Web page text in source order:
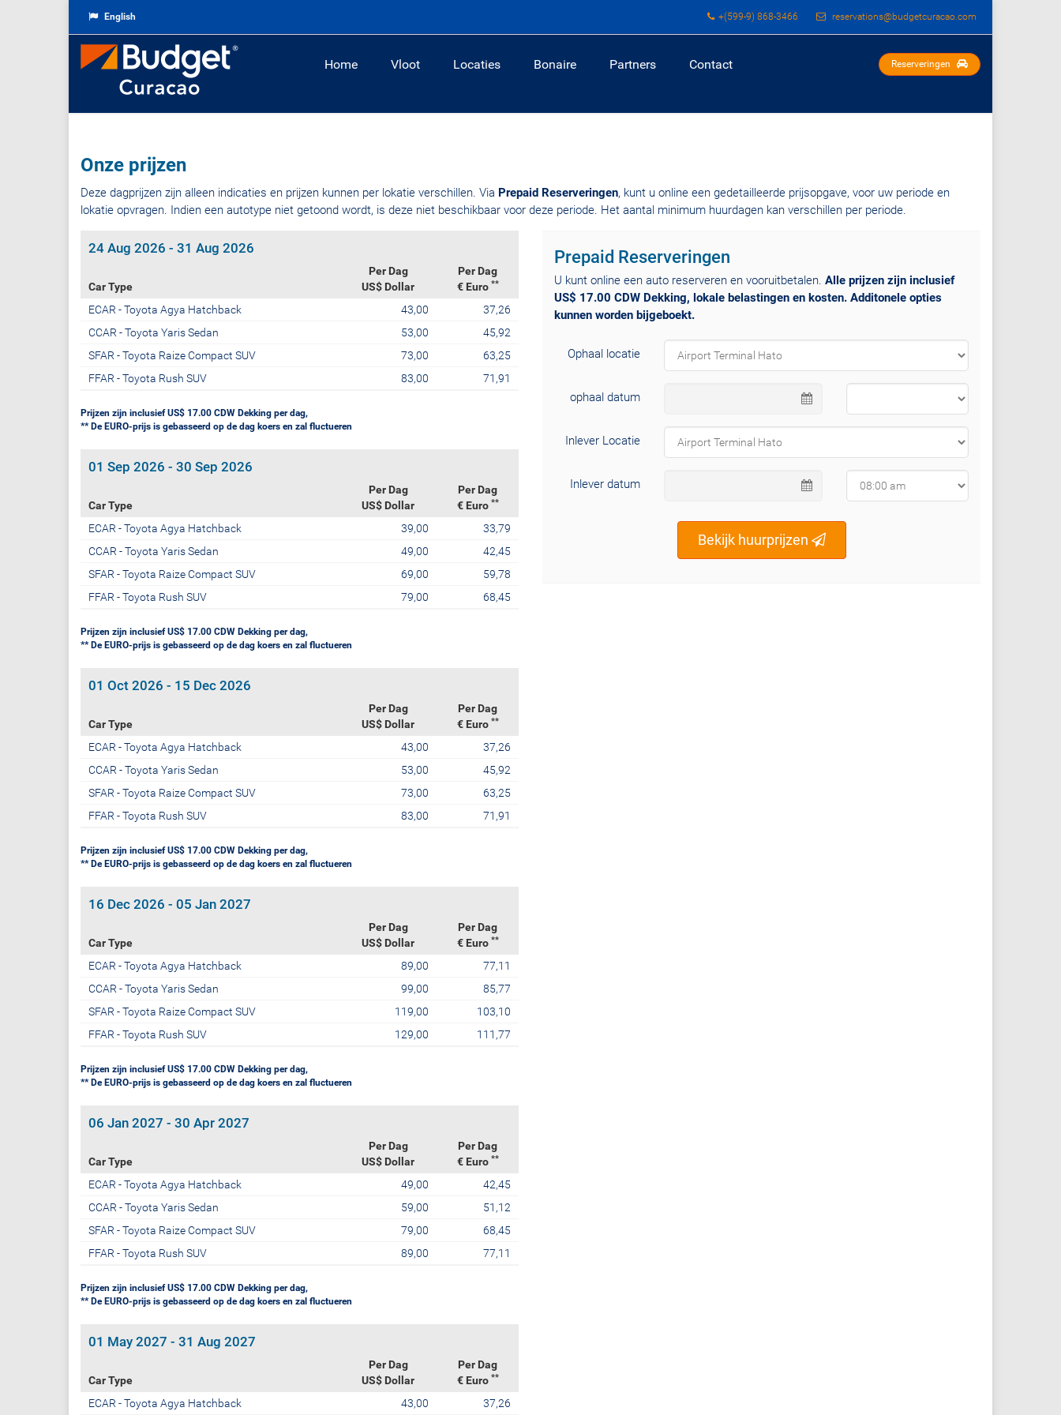
English +(599-9) 868-3466 reservations@budgetcuracao.com
Home Vloot Locaties Bonaire Partners Contact Reserveringen
Onze prijzen
Deze dagprijzen zijn alleen indicaties en prijzen kunnen per lokatie verschillen. Via Prepaid Reserveringen, kunt u online een gedetailleerde prijsopgave, voor uw periode en
lokatie opvragen. Indien een autotype niet getoond wordt, is deze niet beschikbaar voor deze periode. Het aantal minimum huurdagen kan verschillen per periode.
24 Aug 2026 - 31 Aug 2026
Car Type
Per Dag
US$ Dollar
Per Dag
€ Euro **
ECAR - Toyota Agya Hatchback 43,00
37,26
CCAR - Toyota Yaris Sedan
53,00
45,92
SFAR - Toyota Raize Compact SUV
73,00
63,25
FFAR - Toyota Rush SUV
83,00 71,91
Prijzen zijn inclusief US$ 17.00 CDW Dekking per dag,
** De EURO-prijs is gebasseerd op de dag koers en zal fluctueren
01 Sep 2026 - 30 Sep 2026
Car Type
Per Dag
US$ Dollar
Per Dag
€ Euro **
ECAR - Toyota Agya Hatchback 39,00
33,79
CCAR - Toyota Yaris Sedan
49,00
42,45
SFAR - Toyota Raize Compact SUV
69,00
59,78
FFAR - Toyota Rush SUV
79,00 68,45
Prijzen zijn inclusief US$ 17.00 CDW Dekking per dag,
** De EURO-prijs is gebasseerd op de dag koers en zal fluctueren
01 Oct 2026 - 15 Dec 2026
Car Type
Per Dag
US$ Dollar
Per Dag
€ Euro **
ECAR - Toyota Agya Hatchback 43,00
37,26
CCAR - Toyota Yaris Sedan
53,00
45,92
SFAR - Toyota Raize Compact SUV
73,00
63,25
FFAR - Toyota Rush SUV
83,00 71,91
Prijzen zijn inclusief US$ 17.00 CDW Dekking per dag,
** De EURO-prijs is gebasseerd op de dag koers en zal fluctueren
16 Dec 2026 - 05 Jan 2027
Car Type
Per Dag
US$ Dollar
Per Dag
€ Euro **
ECAR - Toyota Agya Hatchback 89,00
77,11
CCAR - Toyota Yaris Sedan
99,00
85,77
SFAR - Toyota Raize Compact SUV
119,00
103,10
FFAR - Toyota Rush SUV
129,00 111,77
Prijzen zijn inclusief US$ 17.00 CDW Dekking per dag,
** De EURO-prijs is gebasseerd op de dag koers en zal fluctueren
06 Jan 2027 - 30 Apr 2027
Car Type
Per Dag
US$ Dollar
Per Dag
€ Euro **
ECAR - Toyota Agya Hatchback 49,00
42,45
CCAR - Toyota Yaris Sedan
59,00
51,12
SFAR - Toyota Raize Compact SUV
79,00
68,45
FFAR - Toyota Rush SUV
89,00 77,11
Prijzen zijn inclusief US$ 17.00 CDW Dekking per dag,
** De EURO-prijs is gebasseerd op de dag koers en zal fluctueren
01 May 2027 - 31 Aug 2027
Car Type
Per Dag
US$ Dollar
Per Dag
€ Euro **
ECAR - Toyota Agya Hatchback 43,00 37,26
Prepaid Reserveringen
U kunt online een auto reserveren en vooruitbetalen. Alle prijzen zijn inclusief
US$ 17.00 CDW Dekking, lokale belastingen en kosten. Additonele opties
kunnen worden bijgeboekt.
Ophaal locatie
ophaal datum
Inlever Locatie
Inlever datum
Bekijk huurprijzen